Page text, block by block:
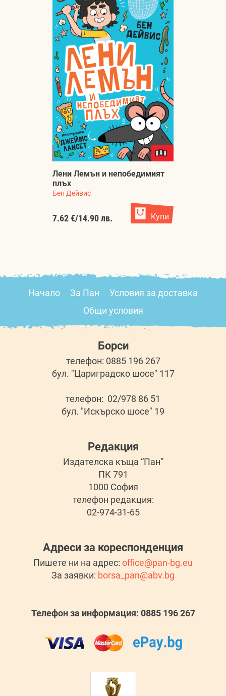
Лени Лемън и непобедимият
плъх
Бен Дейвис
7.62 €/14.90 лв. Купи
Начало За Пан
Условия за доставка
Общи условия
Борси
телефон: 0885 196 267
бул. "Цариградско шосе" 117
телефон: 02/978 86 51
бул. "Искърско шосе" 19
Редакция
Издателска къща “Пан”
ПК 791
1000 София
телефон редакция:
02-974-31-65
Адреси за кореспонденция
Пишете ни на адрес: office@pan-bg.eu
За заявки: borsa_pan@abv.bg
Телефон за информация: 0885 196 267